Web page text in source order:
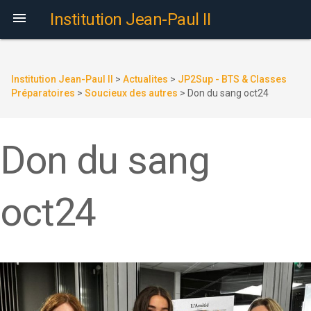
 Institution Jean-Paul II
Institution Jean-Paul II > Actualites > JP2Sup - BTS & Classes
Préparatoires > Soucieux des autres > Don du sang oct24
Don du sang
oct24